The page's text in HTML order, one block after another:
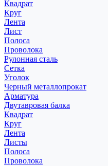
Квадрат
Круг
Лента
Лист
Полоса
Проволока
Рулонная сталь
Сетка
Уголок
Черный металлопрокат
Арматура
Двутавровая балка
Квадрат
Круг
Лента
Листы
Полоса
Проволока